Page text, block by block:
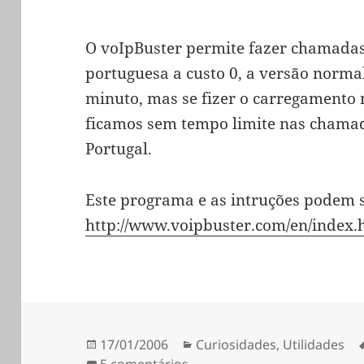
O voIpBuster permite fazer
portuguesa a custo 0, a versão
minuto, mas se fizer o
ficamos sem tempo limite nas
Portugal.
Este programa e as intruções podem
http://www.voipbuster.com/en/
Publicado
17/01/2006 Categorias
Curiosidades, Utilidades